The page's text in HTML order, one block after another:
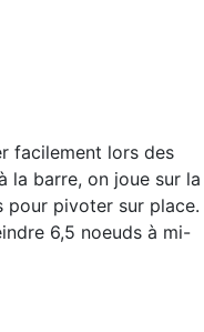
facilement lors des
la barre, on joue sur la
pour pivoter sur place.
6,5 noeuds à mi-